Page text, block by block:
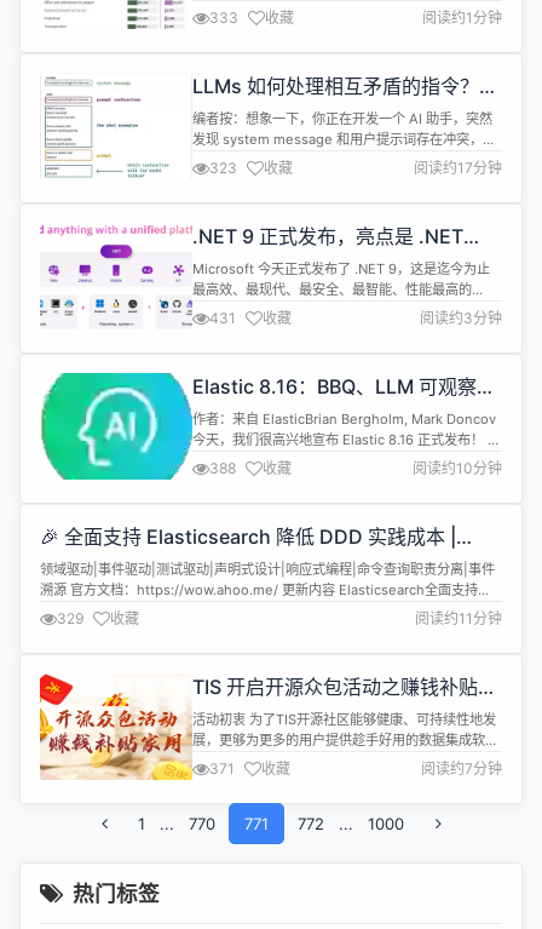
人护理行业（25900 美金，美国贫困线是 24500 美
金，再补充一下，这个个人护理服务说的是帮人照顾
猫狗照顾小孩那一类，也包括做头发的、管公园的，
较好理解为什么不少人会慷他人之慨，总说出何不食
肉糜的...
333 收藏 阅读约1分钟
LLMs 如何处理相互矛盾的指令？指
令遵循优先级实验
编者按：想象一下，你正在开发一个 AI 助手，突然
发现 system message 和用户提示词存在冲突，这
时 AI 会听谁的？这种情况不仅困扰着开发者，还可
能导致 AI 系统的不稳定和不可预测，影响用户体验
和系统可靠性。 本文作者通过一系列精心设计的实
言模型在面对 system messa...
323 收藏 阅读约17分钟
.NET 9 正式发布，亮点是 .NET
Aspire 和 AI
Microsoft 今天正式发布了 .NET 9，这是迄今为止
最高效、最现代、最安全、最智能、性能最高的
.NET 版本。 新版本包括数千项性能、安全性和功能
改进。您将发现整个 .NET 堆栈中从编程语言、开发
人员工具和工作负载的全面增强功能，使您能够使用
程序。 以下是 .NET 9 中 AI 新增功能的要点...
431 收藏 阅读约3分钟
Elastic 8.16：BBQ、LLM 可观察
性、保护你的云资产
作者：来自 ElasticBrian Bergholm, Mark Doncov
今天，我们很高兴地宣布 Elastic 8.16 正式发布！ 有
什么新功能？ 8.16 版本包含我们产品组合中的许多
高影响力功能： Elastic 是第一个具有更好的二进制
量化 (BBQ) 的向量数据库，适用于大型工作负载。
388 收藏 阅读约10分钟
🎉 全面支持 Elasticsearch 降低 DDD 实践成本 |
Wow 3.16.3 发布
领域驱动|事件驱动|测试驱动|声明式设计|响应式编程|命令查询职责分离|事件
溯源 官方文档：https://wow.ahoo.me/ 更新内容 Elasticsearch全面支持
EventStore/SnapshotRepository/QueryService 特性(es): 添加
ElasticsearchEventStore以支持使用Elasticsea...
329 收藏 阅读约11分钟
TIS 开启开源众包活动之赚钱补贴家
用
活动初衷 为了TIS开源社区能够健康、可持续性地发
展，更够为更多的用户提供趁手好用的数据集成软件
服务，并且构建一个良性生态系统。单靠TIS团队这
几杆枪是很难在短时间内实现的，必须要借助开源软
件协作的力量才能实现。 TIS经过几年的迭代，已经
构建起一个相对扎实的开发底座，基于此基座在TIS
中支持了头部数据端类型，例如：MySQL、
371 收藏 阅读约7分钟
1 ... 770 771 772 ... 1000
热门标签